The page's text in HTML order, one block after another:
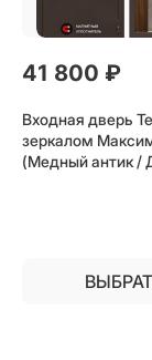
41 800 ₽
Входная дверь
зеркалом
(Медный антик /